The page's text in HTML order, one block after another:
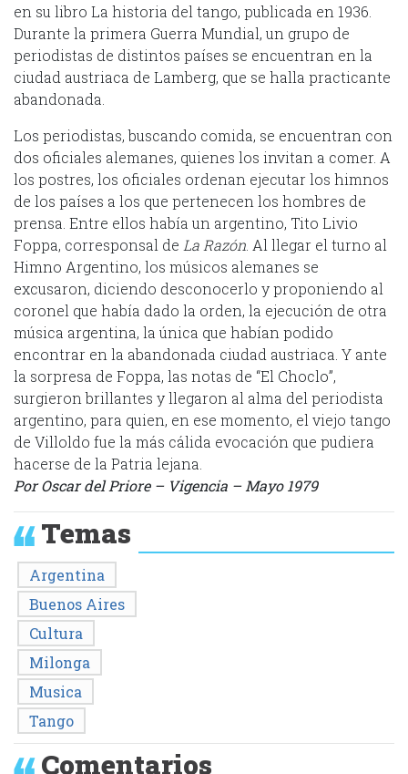
en su libro La historia del tango, publicada en 1936.
Durante la primera Guerra Mundial, un grupo de
periodistas de distintos países se encuentran en la
ciudad austriaca de Lamberg, que se halla practicante
abandonada.
Los periodistas, buscando comida, se encuentran con
dos oficiales alemanes, quienes los invitan a comer. A
los postres, los oficiales ordenan ejecutar los himnos
de los países a los que pertenecen los hombres de
prensa. Entre ellos había un argentino, Tito Livio
Foppa, corresponsal de La Razón . Al llegar el turno al
Himno Argentino, los músicos alemanes se
excusaron, diciendo desconocerlo y proponiendo al
coronel que había dado la orden, la ejecución de otra
música argentina, la única que habían podido
encontrar en la abandonada ciudad austriaca. Y ante
la sorpresa de Foppa, las notas de “El Choclo”,
surgieron brillantes y llegaron al alma del periodista
argentino, para quien, en ese momento, el viejo tango
de Villoldo fue la más cálida evocación que pudiera
hacerse de la Patria lejana.
Por Oscar del Priore – Vigencia – Mayo 1979
Temas
Argentina
Buenos Aires
Cultura
Milonga
Musica
Tango
Comentarios